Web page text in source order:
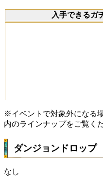
入手できるガ
※イベントで対象外になる
内のラインナップをご覧く
ダンジョンドロップ
なし